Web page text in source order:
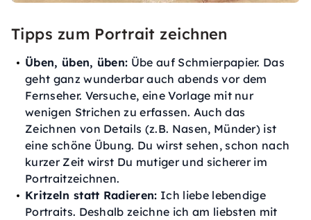
Tipps zum Portrait zeichnen
Üben, üben, üben: Übe auf Schmierpapier. Das
geht ganz wunderbar auch abends vor dem
Fernseher. Versuche, eine Vorlage mit nur
wenigen Strichen zu erfassen. Auch das
Zeichnen von Details (z.B. Nasen, Münder) ist
eine schöne Übung. Du wirst sehen, schon nach
kurzer Zeit wirst Du mutiger und sicherer im
Portraitzeichnen.
Kritzeln statt Radieren: Ich liebe lebendige
Portraits. Deshalb zeichne ich am liebsten mit